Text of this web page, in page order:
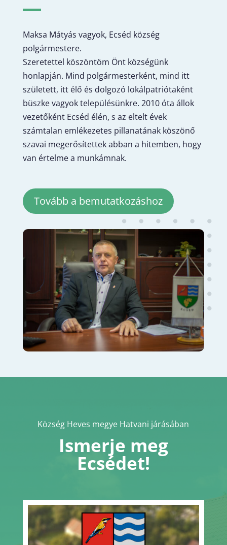
Maksa Mátyás vagyok, Ecséd község
polgármestere.
Szeretettel köszöntöm Önt községünk
honlapján. Mind polgármesterként, mind itt
született, itt élő és dolgozó lokálpatriótaként
büszke vagyok településünkre. 2010 óta állok
vezetőként Ecséd élén, s az eltelt évek
számtalan emlékezetes pillanatának köszönő
szavai megerősítettek abban a hitemben, hogy
van értelme a munkámnak.
Tovább a bemutatkozáshoz
Község Heves megye Hatvani járásában
Ismerje meg
Ecsédet!